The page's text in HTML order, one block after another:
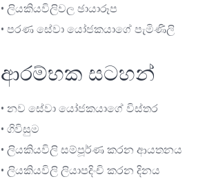
• ලියකියවිලිවල ඡායාරූප
• පරණ සේවා යෝජකයාගේ පැමිණිලි
ආරම්භක සටහන්
• නව සේවා යෝජකයාගේ විස්තර
• ගිවිසුම
• ලියකියවිලි සම්පූර්ණ කරන ආයතනය
• ලියකියවිලි ලියාපදිංචි කරන දිනය